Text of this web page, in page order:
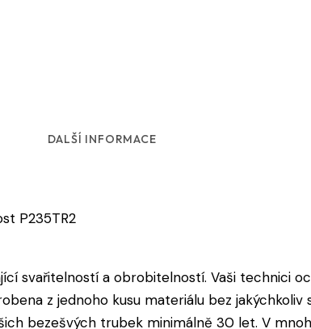
DALŠÍ INFORMACE
P235TR2
svařitelností a obrobitelností. Vaši technici
z jednoho kusu materiálu bez
bezešvých trubek minimálně 30 let. V